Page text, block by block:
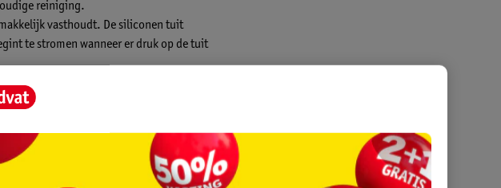
reiniging.
vasthoudt. De siliconen tuit
te stromen wanneer er druk op de tuit
Avent 6+M Tuitbeker is geschikt voor